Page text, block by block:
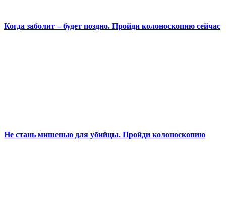
Когда заболит – будет поздно. Пройди колоноскопию сейчас
Не стань мишенью для убийцы. Пройди колоноскопию